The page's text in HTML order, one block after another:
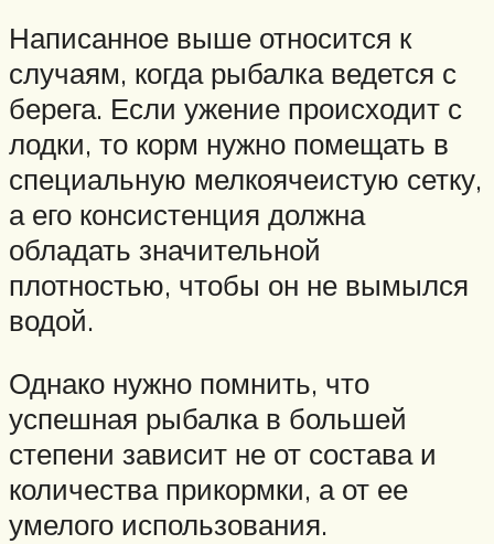
Написанное выше относится к
случаям, когда рыбалка ведется с
берега. Если ужение происходит с
лодки, то корм нужно помещать в
специальную мелкоячеистую сетку,
а его консистенция должна
обладать значительной
плотностью, чтобы он не вымылся
водой.
Однако нужно помнить, что
успешная рыбалка в большей
степени зависит не от состава и
количества прикормки, а от ее
умелого использования.